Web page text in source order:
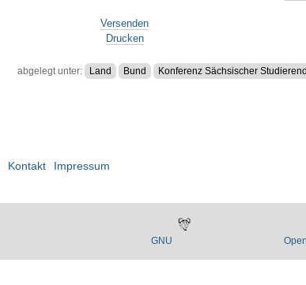
Versenden
Drucken
abgelegt unter: Land Bund Konferenz Sächsischer
Kontakt Impressum
GNU